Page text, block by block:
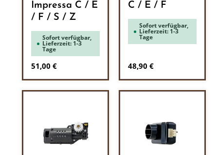
Impressa C / E
/ F / S / Z
Sofort verfügbar,
Lieferzeit: 1-3
Tage
Regulärer Preis:
51,00 €
C / E / F
Sofort verfügbar,
Lieferzeit: 1-3
Tage
Regulärer Preis:
48,90 €